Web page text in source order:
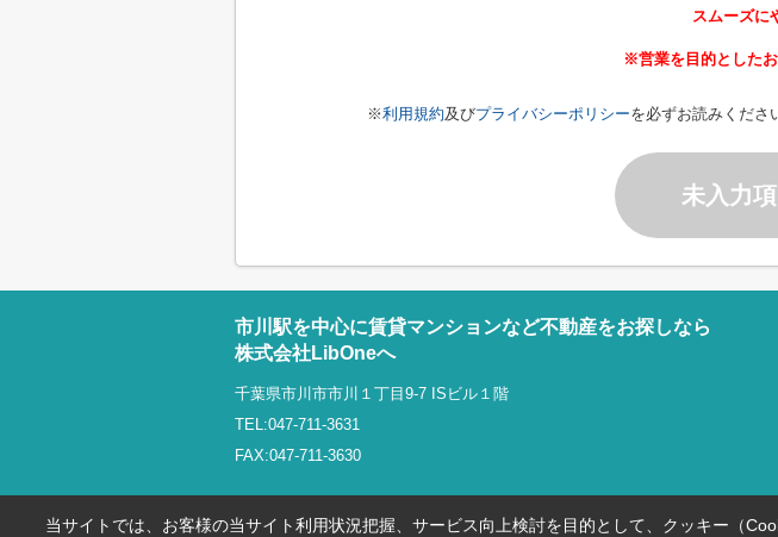
スムーズに
※営業を目的とした
※利用規約及びプライバシーポリシーを必ずお読みくださ
未入力
市川駅を中心に賃貸マンションなど不動産をお探しなら
株式会社LibOneへ
千葉県市川市市川１丁目9-7 ISビル１階
TEL:047-711-3631
FAX:047-711-3630
当サイトでは、お客様の当サイト利用状況把握、サービス向上検討を目的として、クッキー（